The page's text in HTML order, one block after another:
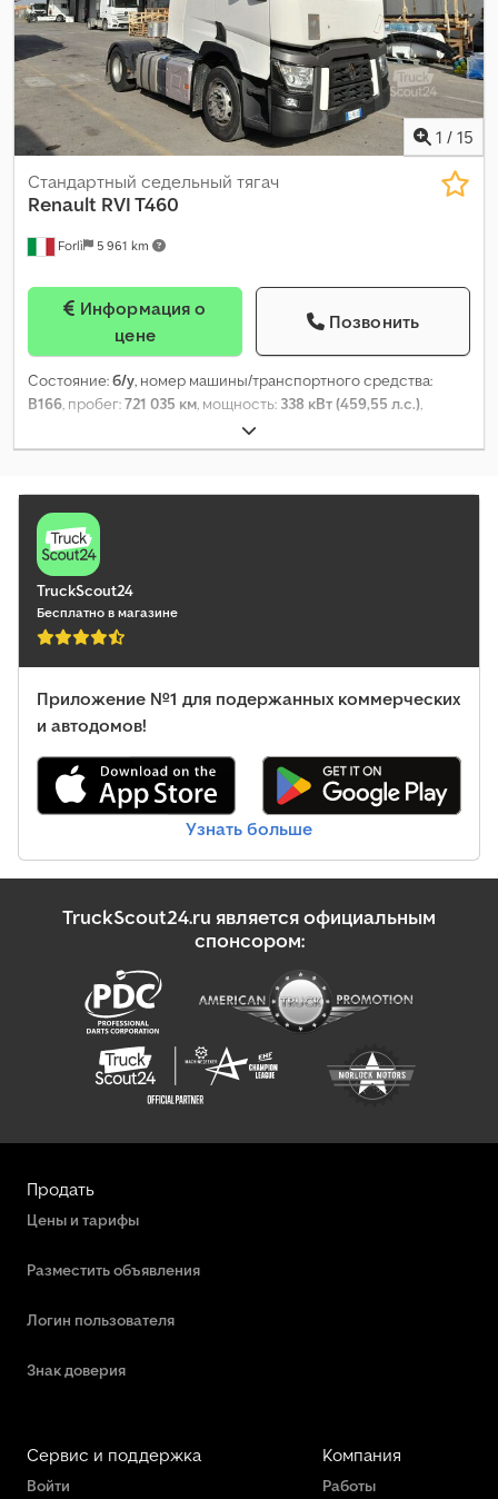
1 / 15
Forlì 5 961 km
Стандартный седельный тягач
Renault RVI T460
цене
Позвонить
Состояние:б/у, номер машины/транспортного средства:
B166, пробег:721 035 км, мощность: 338 кВт (459,55 л.с.),
, тип топлива:
18 000 кг, конфигурация осей:4x2, тормоза:ретардер, тип
выпуска:2017, Оборудование:попал в аварию,
TruckScout24
Бесплатно в магазине
Приложение №1 для подержанных коммерческих
и автодомов!
Узнать больше
TruckScout24.ru является официальным
спонсором:
Продать
Цены и тарифы
Разместить объявления
Логин пользователя
Знак доверия
Сервис и поддержка
Войти
Компания
Работы